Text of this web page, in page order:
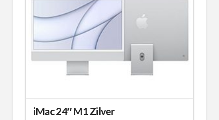
iMac 24″ M1 Zilver